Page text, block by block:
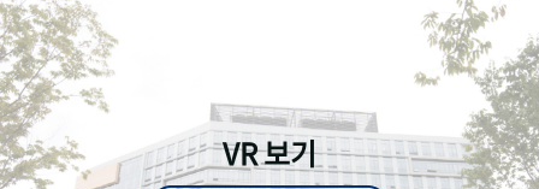
연구 역사
정책과 연구
간행물 변천사
기록물 아카이브 VR 보기